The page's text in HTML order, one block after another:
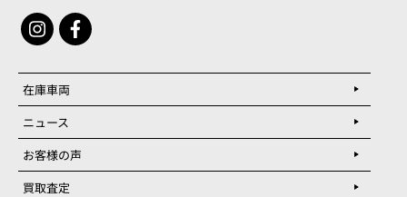
在庫車両
ニュース
お客様の声
買取査定